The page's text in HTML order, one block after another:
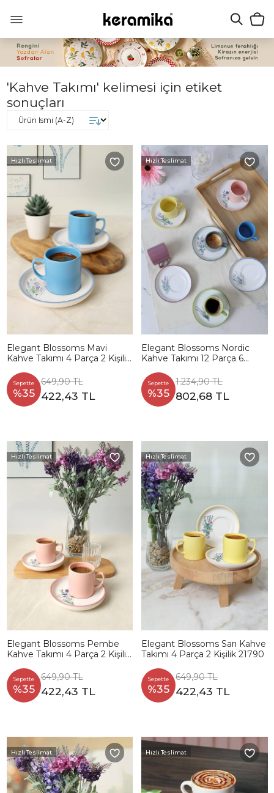
'Kahve Takımı' kelimesi için etiket
sonuçları
Hızlı Teslimat
Elegant Blossoms Mavi
Kahve Takımı 4 Parça 2 Kişilik
Sepette
%35
649,90 TL
422,43 TL
Hızlı Teslimat
Elegant Blossoms Nordic
Kahve Takımı 12 Parça 6
Sepette
%35
1.234,90 TL
802,68 TL
Hızlı Teslimat
Elegant Blossoms Pembe
Kahve Takımı 4 Parça 2 Kişilik
Sepette
%35
649,90 TL
422,43 TL
Hızlı Teslimat
Elegant Blossoms Sarı Kahve
Takımı 4 Parça 2 Kişilik 21790
Sepette
%35
649,90 TL
422,43 TL
Hızlı Teslimat Hızlı Teslimat